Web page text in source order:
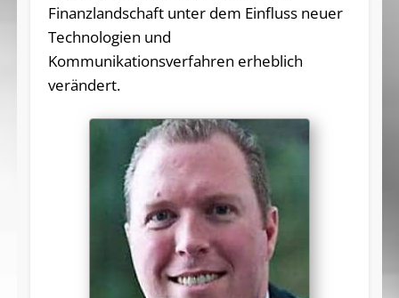
Finanzlandschaft unter dem Einfluss neuer
Technologien und
Kommunikationsverfahren erheblich
verändert.